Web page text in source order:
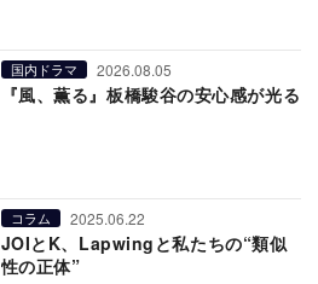
国内ドラマ 2026.08.05
『風、薫る』板橋駿谷の安心感が光る
コラム 2025.06.22
JOIとK、Lapwingと私たちの“類似
性の正体”